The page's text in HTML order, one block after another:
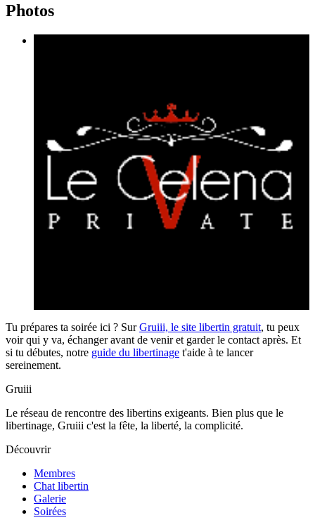
Photos
Tu prépares ta soirée ici ? SurGruiii, le site libertin gratuit, tu peux
voir qui y va, échanger avant de venir et garder le contact après. Et
si tu débutes, notre guide du libertinage t'aide à te lancer
sereinement.
Gruiii
Le réseau de rencontre des libertins exigeants. Bien plus que le
libertinage, Gruiii c'est la fête, la liberté, la complicité.
Découvrir
Membres
Chat libertin
Galerie
Soirées